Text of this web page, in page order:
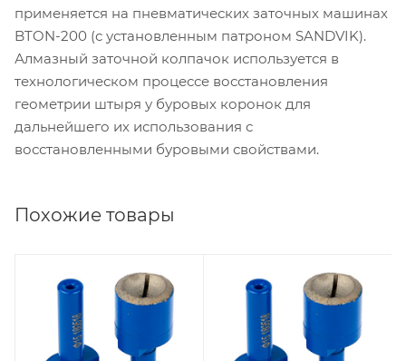
применяется на пневматических заточных машинах
BTON-200 (с установленным патроном SANDVIK).
Алмазный заточной колпачок используется в
технологическом процессе восстановления
геометрии штыря у буровых коронок для
дальнейшего их использования с
восстановленными буровыми свойствами.
Похожие товары
Геометрия заточки
сфера
Диаметр заточки, мм
Геометрия заточки
баллистика
Диаметр заточки, мм